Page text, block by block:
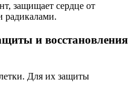
защищает сердце от
радикалами.
и восстановления
Для их защиты